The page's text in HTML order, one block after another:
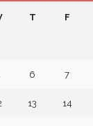
T F
6 7
13 14